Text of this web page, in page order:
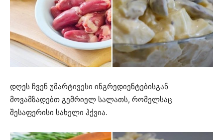
დღეს ჩვენ უმარტივესი ინგრედიენტებისგან
მოვამზადებთ გემრიელ სალათს, რომელსაც
შესაფერისი სახელი ჰქვია.